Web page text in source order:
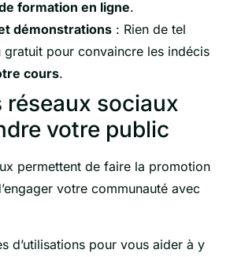
formation en ligne.
démonstrations : Rien de tel
gratuit pour convaincre les indécis
cours.
réseaux sociaux
votre public
permettent de faire la promotion
votre communauté avec
d’utilisations pour vous aider à y